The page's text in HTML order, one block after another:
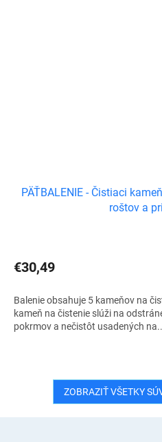
PÄŤBALENIE - Čistiaci
roštov a
€30,49
Balenie obsahuje 5 kameňov na
kameň na čistenie slúži na
pokrmov a nečistôt usadených
ZOBRAZIŤ VŠETKY